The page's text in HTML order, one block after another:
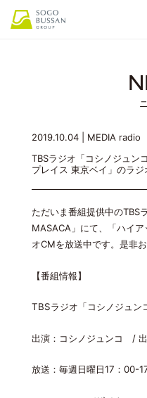
2019.10.04 | MEDIA radio
TBSラジオ「コシノジュン
プレイス 東京ベイ」のラジ
ただいま番組提供中のTBS
MASACA」にて、「ハイ
オCMを放送中です。是非お
【番組情報】
TBSラジオ「コシノジュン
出演：コシノジュンコ /
放送：毎週日曜日17 ： 00-